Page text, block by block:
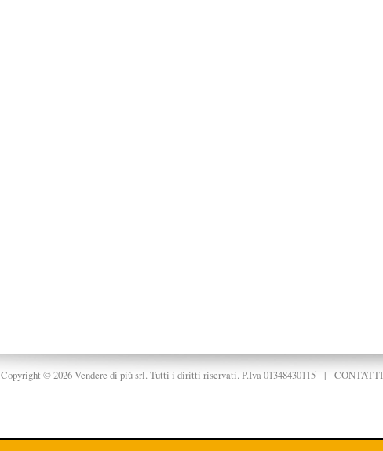
Copyright © 2026 Vendere di più srl. Tutti i diritti riservati. P.Iva 01348430115 |CONTATTI